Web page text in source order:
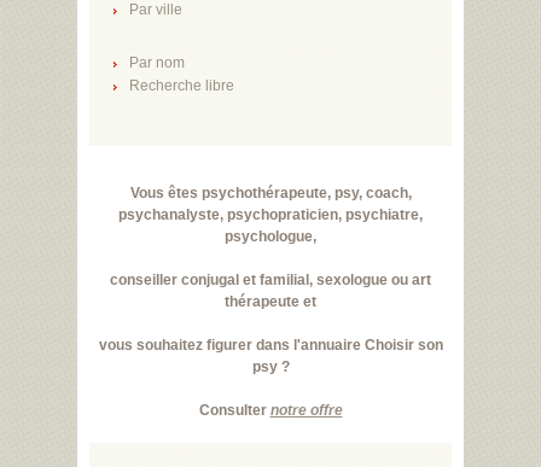
Par ville
Par nom
Recherche libre
Vous êtes psychothérapeute, psy, coach,
psychanalyste, psychopraticien, psychiatre,
psychologue,
conseiller conjugal et familial, sexologue ou art
thérapeute et
vous souhaitez figurer dans l'annuaire Choisir son
psy ?
Consulter notre offre